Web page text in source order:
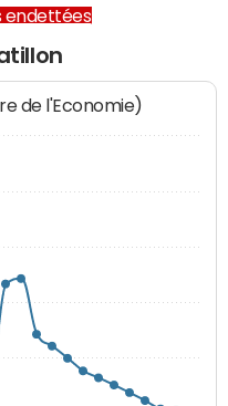
endettées
de l'Economie)